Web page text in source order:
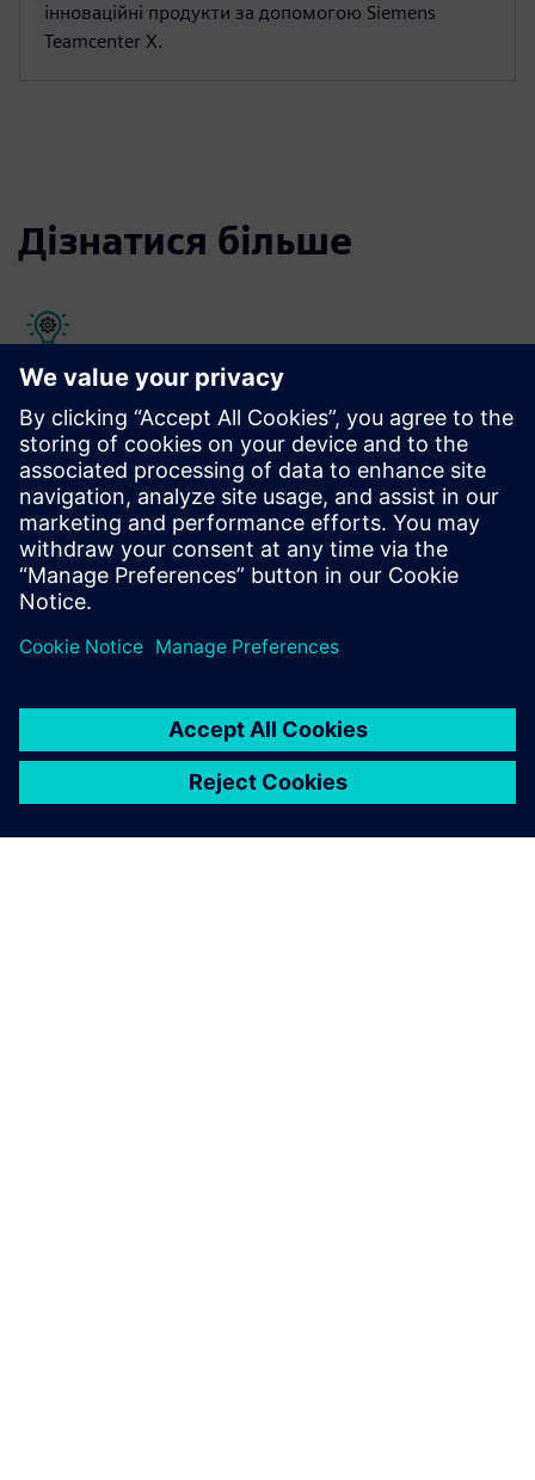
інноваційні продукти за допомогою Siemens
Teamcenter X.
Дізнатися більше
Ресурси управління якістю
Системи управління якістю (СМК) можуть визначити
потенційні проблеми до виникнення проблем з якістю,
якщо вони ефективно інтегруються як частина
процесу якості замкнутого циклу.
Читати далі